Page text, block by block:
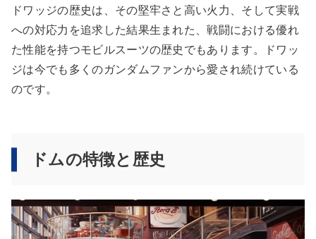
ドワッジの歴史は、その堅牢さと高い火力、そして実戦
への対応力を追求した結果生まれた、戦闘における優れ
た性能を持つモビルスーツの歴史でもあります。ドワッ
ジは今でも多くのガンダムファンから愛され続けている
のです。
ドムの特徴と歴史